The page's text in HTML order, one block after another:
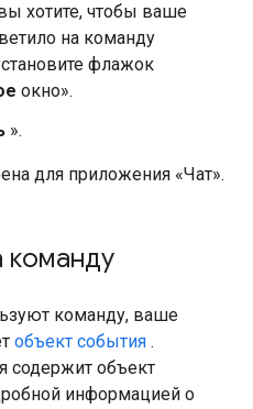
хотите, чтобы ваше
на команду
флажок
окно».
».
для приложения «Чат».
команду
команду, ваше
объект события .
содержит объект
информацией о